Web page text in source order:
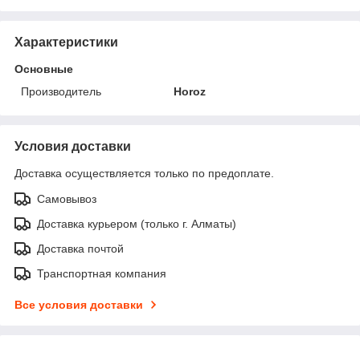
Характеристики
Основные
Производитель
Horoz
Условия доставки
Доставка осуществляется только по предоплате.
Самовывоз
Доставка курьером (только г. Алматы)
Доставка почтой
Транспортная компания
Все условия доставки